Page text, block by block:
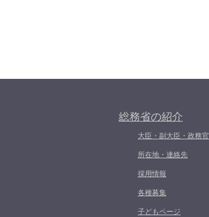
総務省の紹介
大臣・副大臣・政務官
所在地・連絡先
採用情報
各種募集
子どもページ